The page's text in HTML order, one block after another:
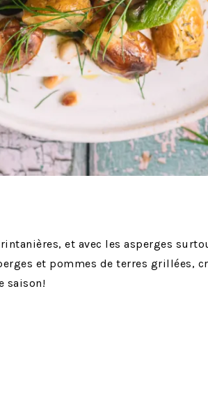
et avec les asperges
et pommes de terres grillées,
saison!